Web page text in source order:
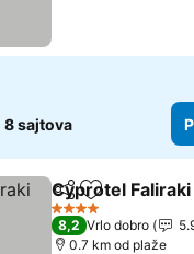
8 sajtova
Deli Dodati u
Cyprotel Faliraki
4 Zvezdice
8,2 Vrlo dobro
0.7 km od plaže